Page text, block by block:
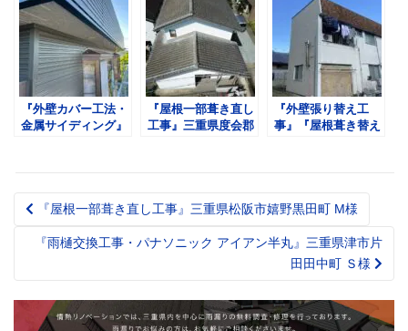
『外壁カバー工法・
金属サイディング』
『屋根一部葺き直し
工事』三重県度会郡
『外壁張り替え工
事』『屋根葺き替え
Post
navigation
『屋根一部葺き直し工事』三重県松阪市嬉野黒田町 M様
『雨樋交換工事・パナソニック アイアン半丸』三重県津市片
田田中町 Ｓ様